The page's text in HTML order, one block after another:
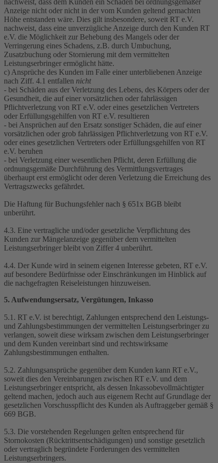
nachweist, dass dem Kunden ein Schaden bei ordnungsgemäßer
Anzeige nicht oder nicht in der vom Kunden geltend gemachten
Höhe entstanden wäre. Dies gilt insbesondere, soweit RT e.V.
nachweist, dass eine unverzügliche Anzeige durch den Kunden RT
e.V. die Möglichkeit zur Behebung des Mangels oder der
Verringerung eines Schadens, z.B. durch Umbuchung,
Zusatzbuchung oder Stornierung mit dem vermittelten
Leistungserbringer ermöglicht hätte.
c) Ansprüche des Kunden im Falle einer unterbliebenen Anzeige
nach Ziff. 4.1 entfallen nicht
- bei Schäden aus der Verletzung des Lebens, des Körpers oder der
Gesundheit, die auf einer vorsätzlichen oder fahrlässigen
Pflichtverletzung von RT e.V. oder eines gesetzlichen Vertreters
oder Erfüllungsgehilfen von RT e.V. resultieren
- bei Ansprüchen auf den Ersatz sonstiger Schäden, die auf einer
vorsätzlichen oder grob fahrlässigen Pflichtverletzung von RT e.V.
oder eines gesetzlichen Vertreters oder Erfüllungsgehilfen von RT
e.V. beruhen
- bei Verletzung einer wesentlichen Pflicht, deren Erfüllung die
ordnungsgemäße Durchführung des Vermittlungsvertrages
überhaupt erst ermöglicht oder deren Verletzung die Erreichung des
Vertragszwecks gefährdet.
Die Haftung für Buchungsfehler nach § 651x BGB bleibt
unberührt.
4.3. Eine vertragliche und/oder gesetzliche Verpflichtung des
Kunden zur Mängelanzeige gegenüber dem vermittelten
Leistungserbringer bleibt von Ziffer 4 unberührt.
4.4. Der Kunde wird in seinem eigenen Interesse gebeten, RT e.V.
auf besondere Bedürfnisse oder Einschränkungen im Hinblick auf
die nachgefragten Reiseleistungen hinzuweisen.
5. Aufwendungsersatz, Vergütungen, Inkasso
5.1. RT e.V. ist berechtigt, Zahlungen entsprechend den Leistungs-
und Zahlungsbestimmungen der vermittelten Leistungserbringer zu
verlangen, soweit diese wirksam zwischen dem Leistungserbringer
und dem Kunden vereinbart sind und rechtswirksame
Zahlungsbestimmungen enthalten.
5.2. Zahlungsansprüche gegenüber dem Kunden kann RT e.V.,
soweit dies den Vereinbarungen zwischen RT e.V. und dem
Leistungserbringer entspricht, als dessen Inkassobevollmächtigter
geltend machen, jedoch auch aus eigenem Recht auf Grundlage der
gesetzlichen Vorschusspflicht des Kunden als Auftraggeber gemäß §
669 BGB.
5.3. Die vorstehenden Regelungen gelten entsprechend für
Stornokosten (Rücktrittsentschädigungen) und sonstige gesetzlich
oder vertraglich begründete Forderungen des vermittelten
Leistungserbringers.